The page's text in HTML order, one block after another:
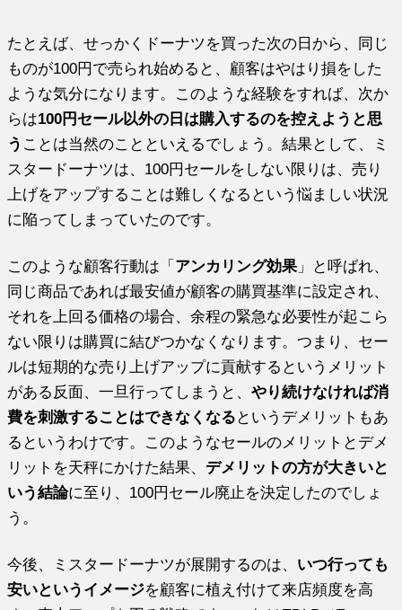
たとえば、せっかくドーナツを買った次の日から、同じ
ものが100円で売られ始めると、顧客はやはり損をした
ような気分になります。このような経験をすれば、次か
らは100円セール以外の日は購入するのを控えようと思
う ことは当然のことといえるでしょう。結果として、ミ
スタードーナツは、100円セールをしない限りは、売り
上げをアップすることは難しくなるという悩ましい状況
に陥ってしまっていたのです。
このような顧客行動は「 アンカリング効果 」と呼ばれ、
同じ商品であれば最安値が顧客の購買基準に設定され、
それを上回る価格の場合、余程の緊急な必要性が起こら
ない限りは購買に結びつかなくなります。つまり、セー
ルは短期的な売り上げアップに貢献するというメリット
がある反面、一旦行ってしまうと、やり続けなければ消
費を刺激することはできなくなる というデメリットもあ
るというわけです。このようなセールのメリットとデメ
リットを天秤にかけた結果、 デメリットの方が大きいと
いう結論に至り、100円セール廃止を決定したのでしょ
う。
今後、ミスタードーナツが展開するのは、 いつ行っても
安いというイメージを顧客に植え付けて来店頻度を高